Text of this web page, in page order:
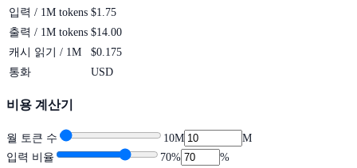
입력 / 1M tokens $1.75
출력 / 1M tokens $14.00
캐시 읽기 / 1M
$0.175
통화
USD
비용 계산기
월 토큰 수 10M
M
입력 비율
70% %